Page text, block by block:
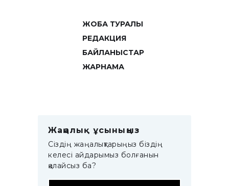
ЖОБА ТУРАЛЫ
РЕДАКЦИЯ
БАЙЛАНЫСТАР
ЖАРНАМА
Жаңалық ұсыныңыз
Сіздің жаңалықтарыңыз біздің
келесі айдарымыз болғанын
қалайсыз ба?